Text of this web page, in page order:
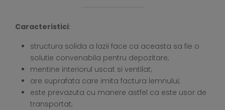
Caracteristici:
structura solida a lazii face ca aceasta sa fie o
solutie convenabila pentru depozitare;
mentine interiorul uscat si ventilat;
are suprafata care imita factura lemnului;
este prevazuta cu manere astfel ca este usor de
transportat;